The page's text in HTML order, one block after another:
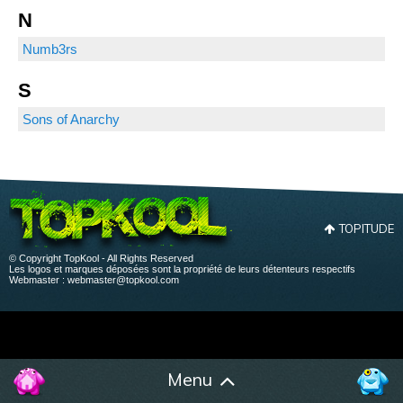
Menu
N
Numb3rs
S
Sons of Anarchy
TOPITUDE
© Copyright TopKool - All Rights Reserved
Les logos et marques déposées sont la propriété de leurs détenteurs respectifs
Webmaster : webmaster@topkool.com